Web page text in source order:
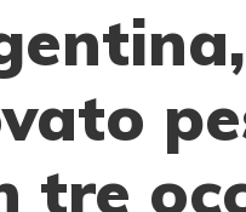
tre